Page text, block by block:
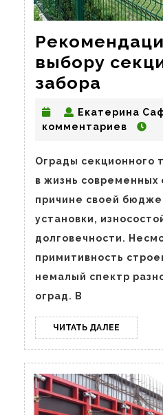
выбору
забора
выбору
Екатерина
комментариев
Ограды секционного
в жизнь современных
причине своей
установки,
долговечности.
примитивность
немалый спектр
оград. В
ЧИТАТЬ ДАЛЕЕ ЧИТАТЬ
ДАЛЕЕ